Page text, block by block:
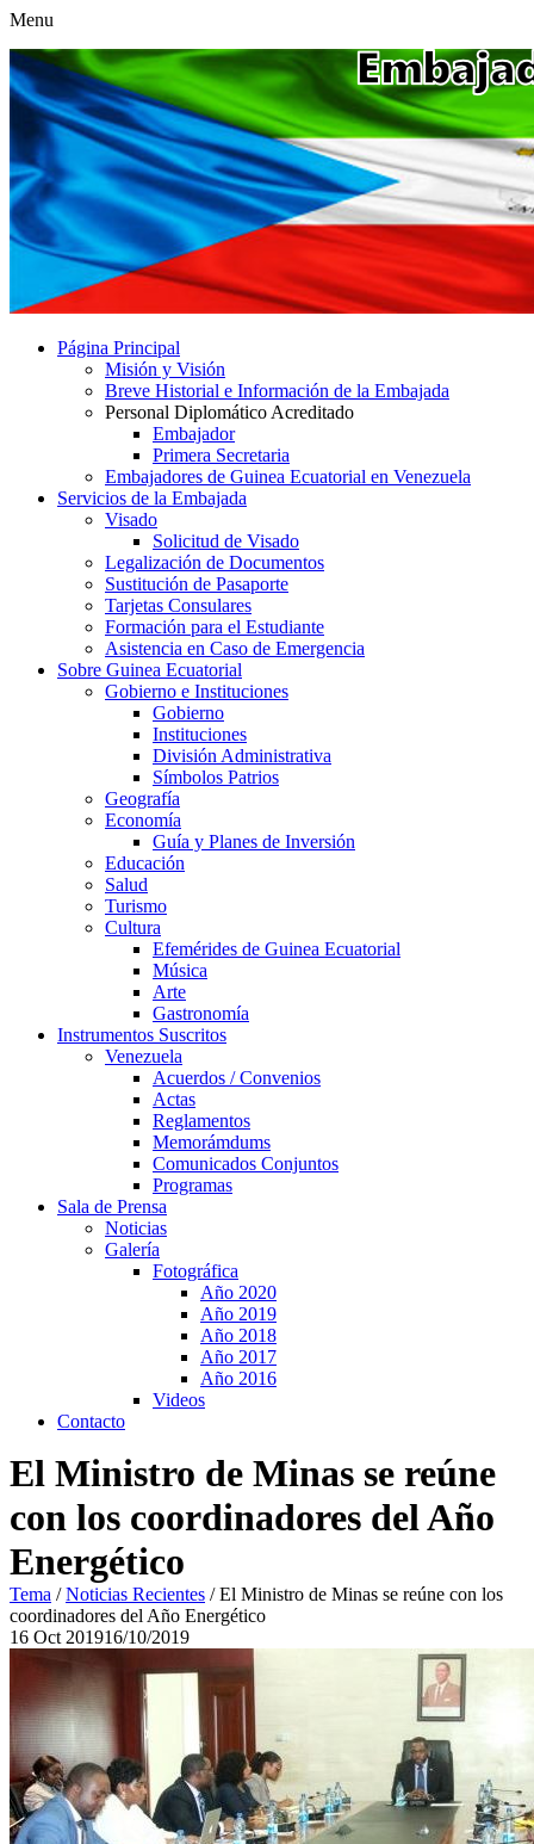
Menu
Página Principal
Misión y Visión
Breve Historial e Información de la Embajada
Personal Diplomático Acreditado
Embajador
Primera Secretaria
Embajadores de Guinea Ecuatorial en Venezuela
Servicios de la Embajada
Visado
Solicitud de Visado
Legalización de Documentos
Sustitución de Pasaporte
Tarjetas Consulares
Formación para el Estudiante
Asistencia en Caso de Emergencia
Sobre Guinea Ecuatorial
Gobierno e Instituciones
Gobierno
Instituciones
División Administrativa
Símbolos Patrios
Geografía
Economía
Guía y Planes de Inversión
Educación
Salud
Turismo
Cultura
Efemérides de Guinea Ecuatorial
Música
Arte
Gastronomía
Instrumentos Suscritos
Venezuela
Acuerdos / Convenios
Actas
Reglamentos
Memorámdums
Comunicados Conjuntos
Programas
Sala de Prensa
Noticias
Galería
Fotográfica
Año 2020
Año 2019
Año 2018
Año 2017
Año 2016
Videos
Contacto
El Ministro de Minas se reúne
con los coordinadores del Año
Energético
Tema /Noticias Recientes /El Ministro de Minas se reúne con los
coordinadores del Año Energético
16 Oct 201916/10/2019